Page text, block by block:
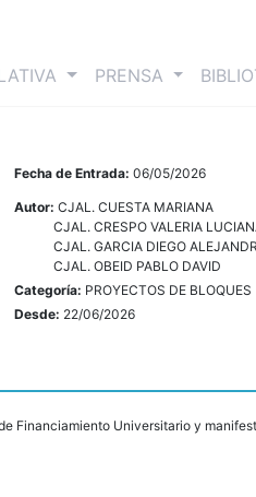
PRENSA
Fecha de Entrada:06/05/2026
Autor:CJAL. CUESTA MARIANA
CJAL. CRESPO VALERIA
CJAL. GARCIA DIEGO
CJAL. OBEID PABLO DAVID
Categoría: PROYECTOS DE BLOQUES
Desde: 22/06/2026
Financiamiento Universitario y